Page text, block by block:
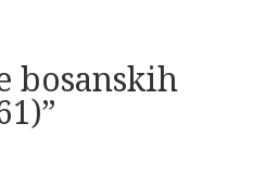
bosanskih